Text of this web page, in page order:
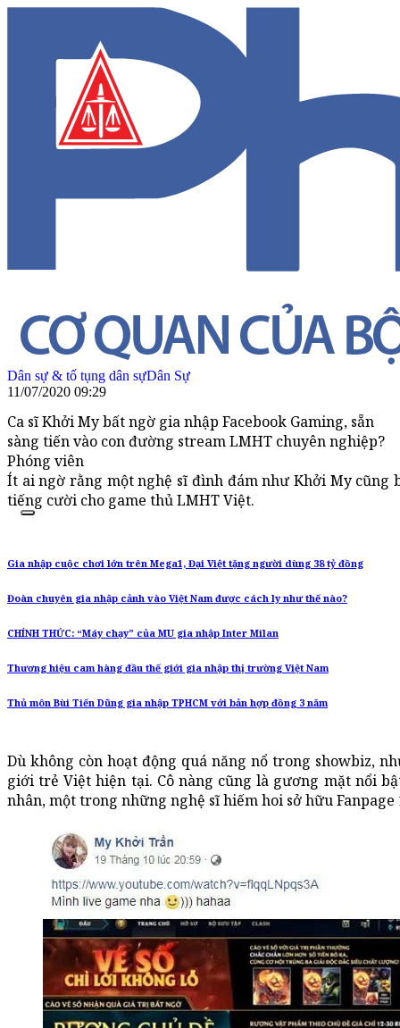
Dân sự & tố tụng dân sựDân Sự
11/07/2020 09:29
Ca sĩ Khởi My bất ngờ gia nhập Facebook Gaming, sẵn
sàng tiến vào con đường stream LMHT chuyên nghiệp?
Phóng viên
Ít ai ngờ rằng một nghệ sĩ đình đám như Khởi My cũng
tiếng cười cho game thủ LMHT Việt.
Gia nhập cuộc chơi lớn trên Mega1, Đại Việt tặng người dùng 38 tỷ đồng
Đoàn chuyên gia nhập cảnh vào Việt Nam được cách ly như thế nào?
CHÍNH THỨC: “Máy chạy” của MU gia nhập Inter Milan
Thương hiệu cam hàng đầu thế giới gia nhập thị trường Việt Nam
Thủ môn Bùi Tiến Dũng gia nhập TPHCM với bản hợp đồng 3 năm
Dù không còn hoạt động quá năng nổ trong showbiz,
giới trẻ Việt hiện tại. Cô nàng cũng là gương mặt nổi
nhân, một trong những nghệ sĩ hiếm hoi sở hữu